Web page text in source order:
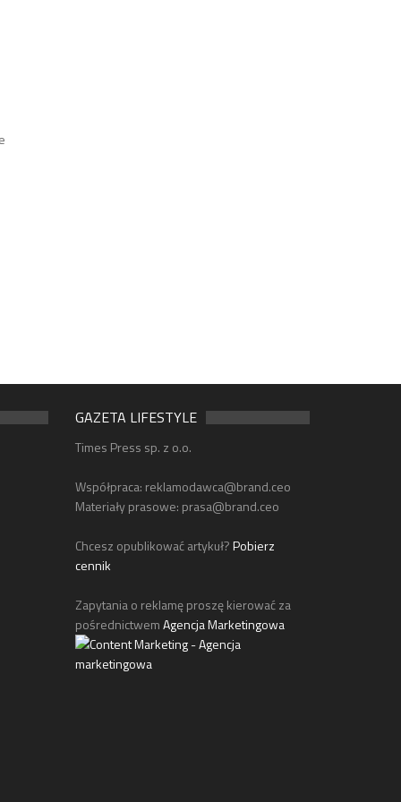
GAZETA LIFESTYLE
Times Press sp. z o.o.
Współpraca: reklamodawca@brand.ceo
Materiały prasowe: prasa@brand.ceo
Chcesz opublikować artykuł?Pobierz
cennik
Zapytania o reklamę proszę kierować za
pośrednictwemAgencja Marketingowa